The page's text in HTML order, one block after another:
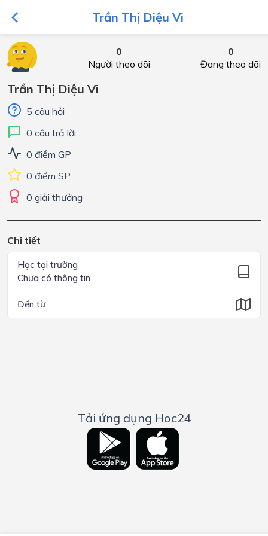
Trần Thị Diệu Vi
0
Người theo dõi
0
Đang theo dõi
Trần Thị Diệu Vi
5 câu hỏi
0 câu trả lời
0 điểm GP
0 điểm SP
0 giải thưởng
Chi tiết
Học tại trường
Chưa có thông tin
Đến từ
Tải ứng dụng Hoc24